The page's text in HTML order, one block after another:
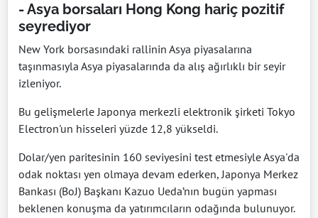
- Asya borsaları Hong Kong hariç pozitif
seyrediyor
New York borsasındaki rallinin Asya piyasalarına
taşınmasıyla Asya piyasalarında da alış ağırlıklı bir seyir
izleniyor.
Bu gelişmelerle Japonya merkezli elektronik şirketi Tokyo
Electron'un hisseleri yüzde 12,8 yükseldi.
Dolar/yen paritesinin 160 seviyesini test etmesiyle Asya'da
odak noktası yen olmaya devam ederken, Japonya Merkez
Bankası (BoJ) Başkanı Kazuo Ueda’nın bugün yapması
beklenen konuşma da yatırımcıların odağında bulunuyor.